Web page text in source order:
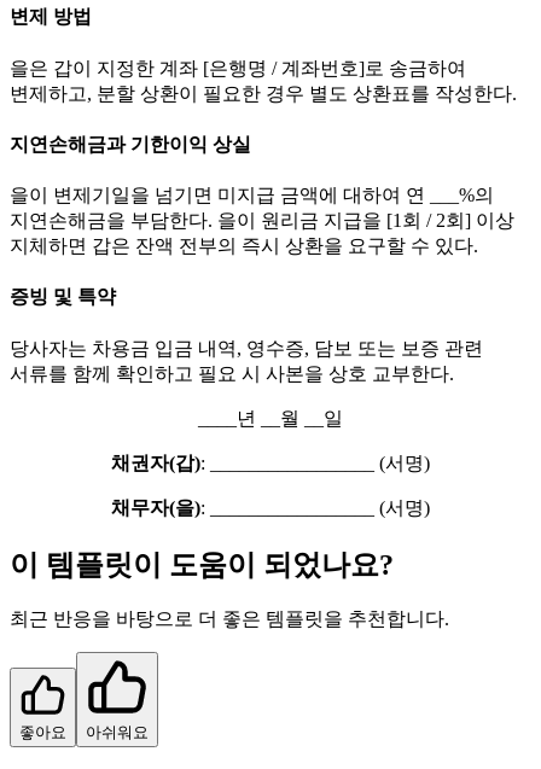
변제 방법
을은 갑이 지정한 계좌 [은행명 / 계좌번호]로 송금하여
변제하고, 분할 상환이 필요한 경우 별도 상환표를 작성한다.
지연손해금과 기한이익 상실
을이 변제기일을 넘기면 미지급 금액에 대하여 연 ___%의
지연손해금을 부담한다. 을이 원리금 지급을 [1회 / 2회] 이상
지체하면 갑은 잔액 전부의 즉시 상환을 요구할 수 있다.
증빙 및 특약
당사자는 차용금 입금 내역, 영수증, 담보 또는 보증 관련
서류를 함께 확인하고 필요 시 사본을 상호 교부한다.
____년 __월 __일
채권자(갑): _________________ (서명)
채무자(을): _________________ (서명)
이 템플릿이 도움이 되었나요?
최근 반응을 바탕으로 더 좋은 템플릿을 추천합니다.
좋아요 아쉬워요